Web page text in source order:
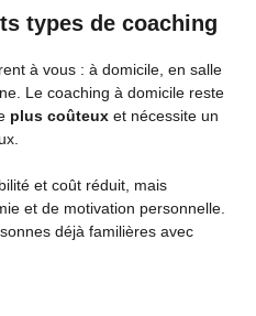
types de coaching
à vous : à domicile, en salle
Le coaching à domicile reste
plus coûteux et nécessite un
et coût réduit, mais
et de motivation personnelle.
déjà familières avec